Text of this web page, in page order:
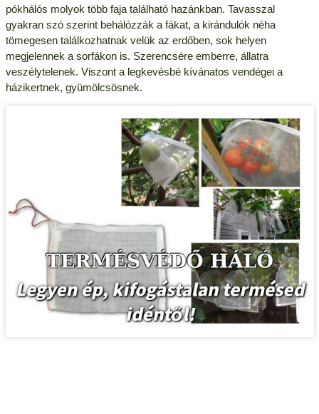
pókhálós molyok több faja található hazánkban. Tavasszal
gyakran szó szerint behálózzák a fákat, a kirándulók néha
tömegesen találkozhatnak velük az erdőben, sok helyen
megjelennek a sorfákon is. Szerencsére emberre, állatra
veszélytelenek. Viszont a legkevésbé kívánatos vendégei a
házikertnek, gyümölcsösnek.